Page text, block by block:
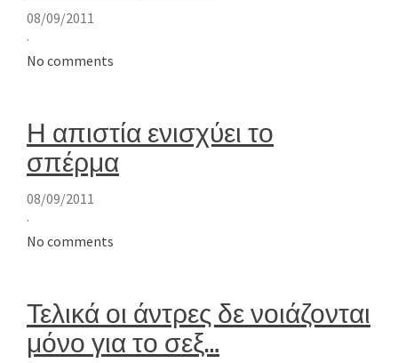
08/09/2011
·
No comments
Η απιστία ενισχύει το
σπέρμα
08/09/2011
·
No comments
Τελικά οι άντρες δε νοιάζονται
μόνο για το σεξ…